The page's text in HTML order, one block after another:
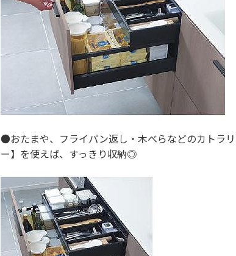
●おたまや、フライパン返し・木べらなどのカトラ
ー】を使えば、すっきり収納◎